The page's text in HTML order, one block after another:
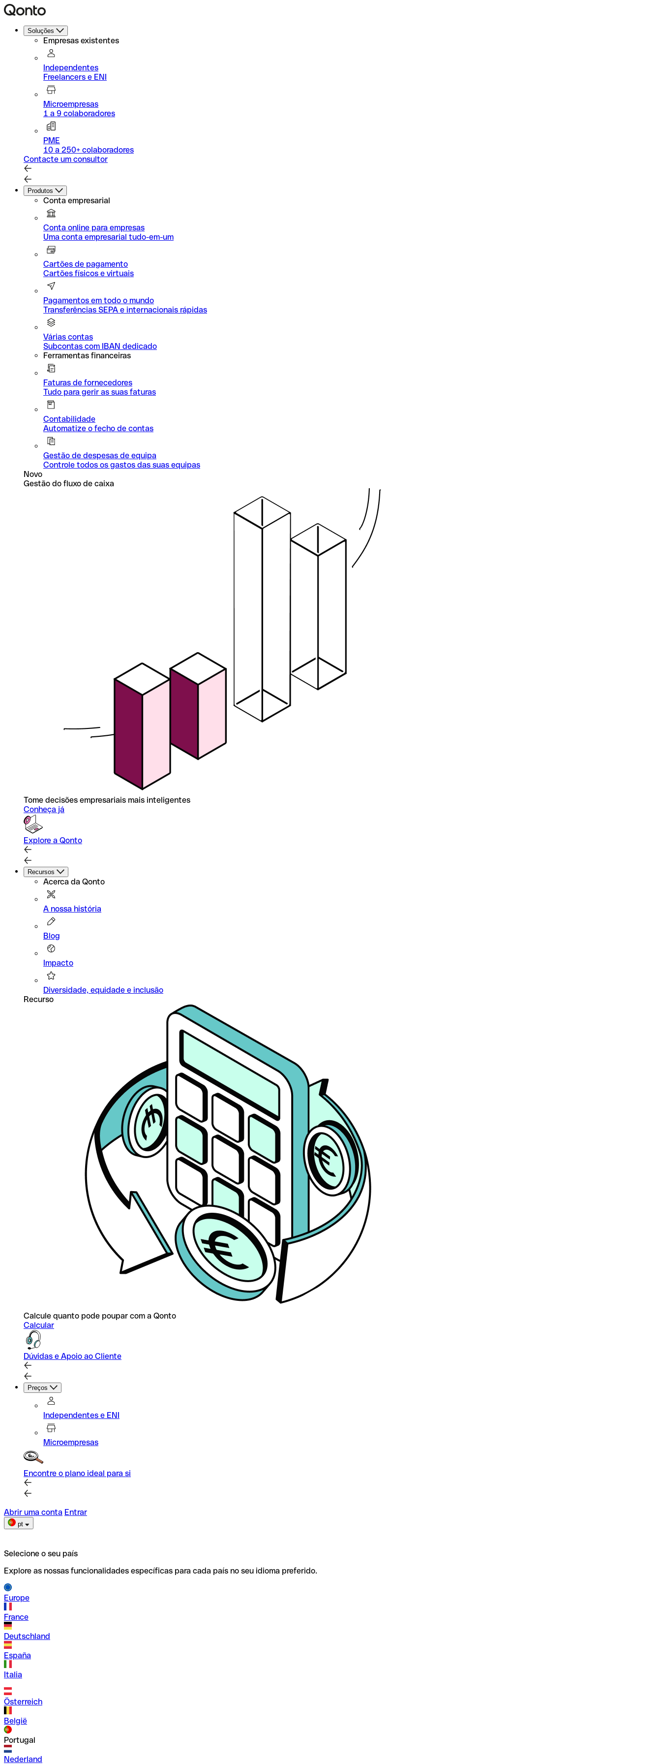
Soluções
Empresas existentes
Independentes
Freelancers e ENI
Microempresas
1 a 9 colaboradores
PME
10 a 250+ colaboradores
Contacte um consultor
Produtos
Conta empresarial
Conta online para empresas
Uma conta empresarial tudo-em-um
Cartões de pagamento
Cartões físicos e virtuais
Pagamentos em todo o mundo
Transferências SEPA e internacionais rápidas
Várias contas
Subcontas com IBAN dedicado
Ferramentas financeiras
Faturas de fornecedores
Tudo para gerir as suas faturas
Contabilidade
Automatize o fecho de contas
Gestão de despesas de equipa
Controle todos os gastos das suas equipas
Novo
Gestão do fluxo de caixa
Tome decisões empresariais mais inteligentes
Conheça já
Explore a Qonto
Recursos
Acerca da Qonto
A nossa história
Blog
Impacto
Diversidade, equidade e inclusão
Recurso
Calcule quanto pode poupar com a Qonto
Calcular
Dúvidas e Apoio ao Cliente
Preços
Independentes e ENI
Microempresas
Encontre o plano ideal para si
Abrir uma conta Entrar
pt
Selecione o seu país
Explore as nossas funcionalidades específicas para cada país no seu idioma preferido.
Europe
France
Deutschland
España
Italia
Österreich
België
Portugal
Nederland